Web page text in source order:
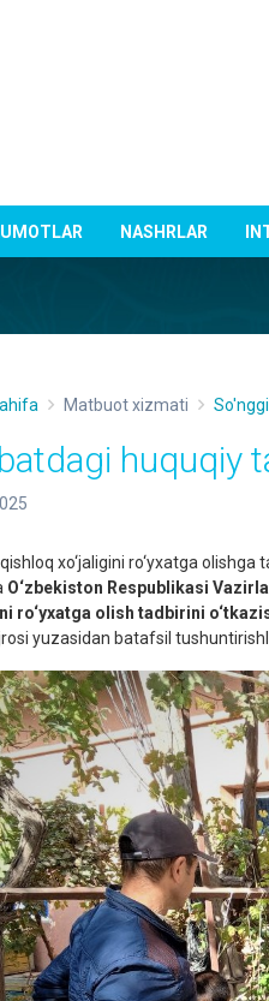
NASHRLAR
Matbuot xizmati
huquqiy
xo‘jaligini ro‘yxatga
O‘zbekiston Respublikasi
ro‘yxatga olish tadbirini
yuzasidan batafsil